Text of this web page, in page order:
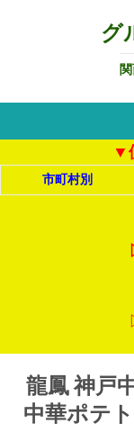
グ
▼
市町村別
龍鳳 神戸
中華ポテ